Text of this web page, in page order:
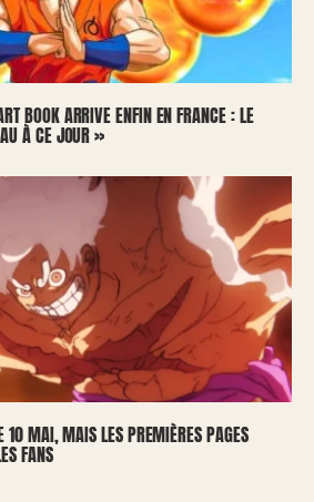
BOOK ARRIVE ENFIN EN FRANCE : LE
À CE JOUR »
10 MAI, MAIS LES PREMIÈRES PAGES
FANS